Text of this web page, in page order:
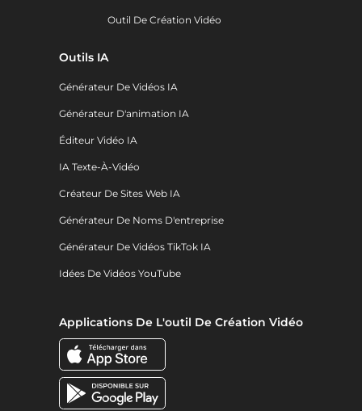
Outil De Création Vidéo
Outils IA
Générateur De Vidéos IA
Générateur D'animation IA
Éditeur Vidéo IA
IA Texte-À-Vidéo
Créateur De Sites Web IA
Générateur De Noms D'entreprise
Générateur De Vidéos TikTok IA
Idées De Vidéos YouTube
Applications De L'outil De Création Vidéo